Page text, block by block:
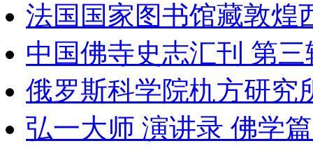
法国国家图书馆藏敦煌
中国佛寺史志汇刊 第
俄罗斯科学院朹方研究
弘一大师 演讲录 佛学